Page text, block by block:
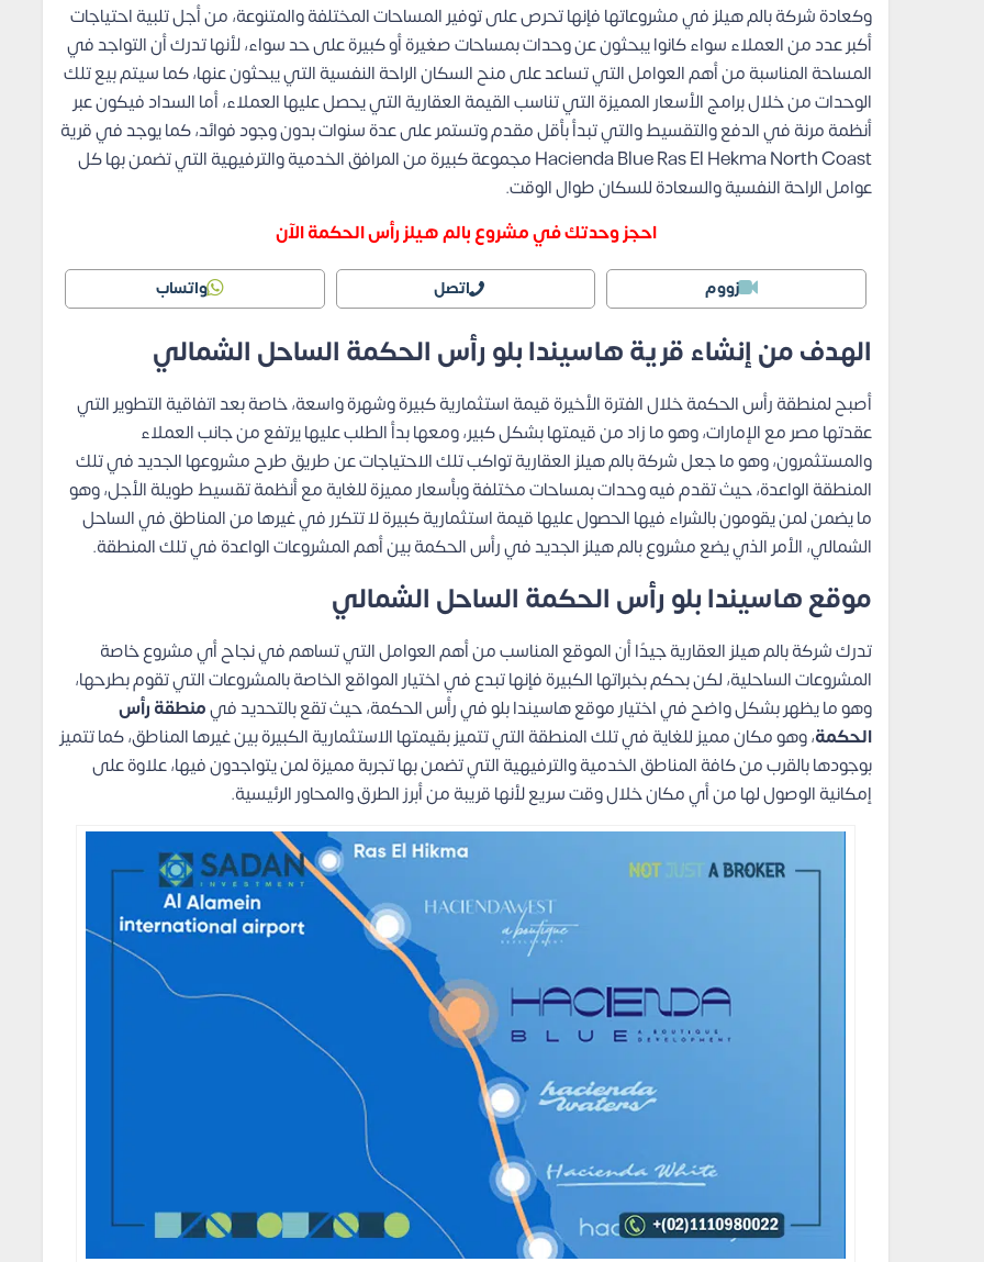
وكعادة شركة بالم هيلز في مشروعاتها فإنها تحرص على توفير المساحات المختلفة والمتنوعة، من أجل تلبية احتياجات
أكبر عدد من العملاء سواء كانوا يبحثون عن وحدات بمساحات صغيرة أو كبيرة على حد سواء، لأنها تدرك أن التواجد في
المساحة المناسبة من أهم العوامل التي تساعد على منح السكان الراحة النفسية التي يبحثون عنها، كما سيتم بيع تلك
الوحدات من خلال برامج الأسعار المميزة التي تناسب القيمة العقارية التي يحصل عليها العملاء، أما السداد فيكون عبر
أنظمة مرنة في الدفع والتقسيط والتي تبدأ بأقل مقدم وتستمر على عدة سنوات بدون وجود فوائد، كما يوجد في قرية
Hacienda Blue Ras El Hekma North Coast مجموعة كبيرة من المرافق الخدمية والترفيهية التي تضمن بها كل
عوامل الراحة النفسية والسعادة للسكان طوال الوقت.
احجز وحدتك في مشروع بالم هيلز رأس الحكمة الآن
زووم اتصل واتساب
الهدف من إنشاء قرية هاسيندا بلو رأس الحكمة الساحل الشمالي
أصبح لمنطقة رأس الحكمة خلال الفترة الأخيرة قيمة استثمارية كبيرة وشهرة واسعة، خاصة بعد اتفاقية التطوير التي
عقدتها مصر مع الإمارات، وهو ما زاد من قيمتها بشكل كبير، ومعها بدأ الطلب عليها يرتفع من جانب العملاء
والمستثمرون، وهو ما جعل شركة بالم هيلز العقارية تواكب تلك الاحتياجات عن طريق طرح مشروعها الجديد في تلك
المنطقة الواعدة، حيث تقدم فيه وحدات بمساحات مختلفة وبأسعار مميزة للغاية مع أنظمة تقسيط طويلة الأجل، وهو
ما يضمن لمن يقومون بالشراء فيها الحصول عليها قيمة استثمارية كبيرة لا تتكرر في غيرها من المناطق في الساحل
الشمالي، الأمر الذي يضع مشروع بالم هيلز الجديد في رأس الحكمة بين أهم المشروعات الواعدة في تلك المنطقة.
موقع هاسيندا بلو رأس الحكمة الساحل الشمالي
تدرك شركة بالم هيلز العقارية جيدًا أن الموقع المناسب من أهم العوامل التي تساهم في نجاح أي مشروع خاصة
المشروعات الساحلية، لكن بحكم بخبراتها الكبيرة فإنها تبدع في اختيار المواقع الخاصة بالمشروعات التي تقوم بطرحها،
وهو ما يظهر بشكل واضح في اختيار موقع هاسيندا بلو في رأس الحكمة، حيث تقع بالتحديد فيمنطقة رأس
الحكمة، وهو مكان مميز للغاية في تلك المنطقة التي تتميز بقيمتها الاستثمارية الكبيرة بين غيرها المناطق، كما تتميز
بوجودها بالقرب من كافة المناطق الخدمية والترفيهية التي تضمن بها تجربة مميزة لمن يتواجدون فيها، علاوة على
إمكانية الوصول لها من أي مكان خلال وقت سريع لأنها قريبة من أبرز الطرق والمحاور الرئيسية.